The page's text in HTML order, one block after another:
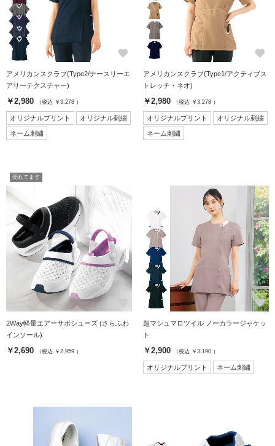
favorite
アメリカンスクラブ(Type2/ナースリーエ
アリーテクスチャー)
￥2,980 （税込 ￥3,278 ）
オリジナルプリント オリジナル刺繍
ネーム刺繍
favorite
アメリカンスクラブ(Type1/アクティブス
トレッチ・ネオ)
￥2,980 （税込 ￥3,278 ）
オリジナルプリント オリジナル刺繍
ネーム刺繍
売れてます
2Way軽量エアーサボシューズ (さらふわ
インソール)
￥2,690 （税込 ￥2,959 ）
favorite
超マシュマロツイル ノーカラージャケッ
ト
￥2,900 （税込 ￥3,190 ）
オリジナルプリント ネーム刺繍